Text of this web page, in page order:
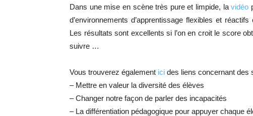
Dans une mise en scène très pure et limpide, lavidéo
d’environnements d’apprentissage flexibles et
Les résultats sont excellents si l’on en croit le score
suivre …
Vous trouverez également ici des liens concernant des
– Mettre en valeur la diversité des élèves
– Changer notre façon de parler des incapacités
– La différentiation pédagogique pour appuyer chaque